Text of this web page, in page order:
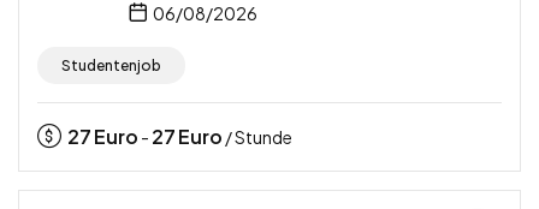
06/08/2026
Studentenjob
27Euro - 27Euro / Stunde